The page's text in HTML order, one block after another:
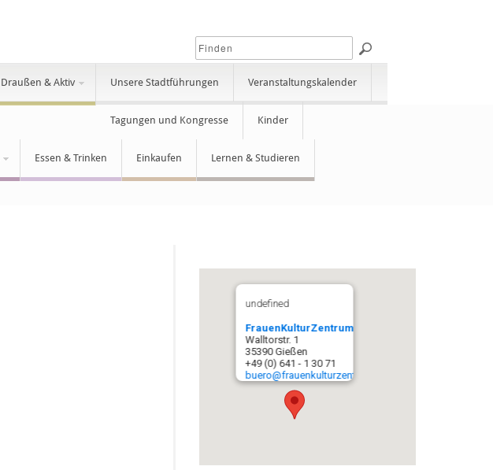
Draußen & Aktiv Unsere Stadtführungen Veranstaltungskalender
Tagungen und Kongresse Kinder
Essen & Trinken Einkaufen Lernen & Studieren
undefined
FrauenKulturZentrum
Walltorstr. 1
35390 Gießen
+49 (0) 641 - 1 30 71
buero@frauenkulturzentrum.de